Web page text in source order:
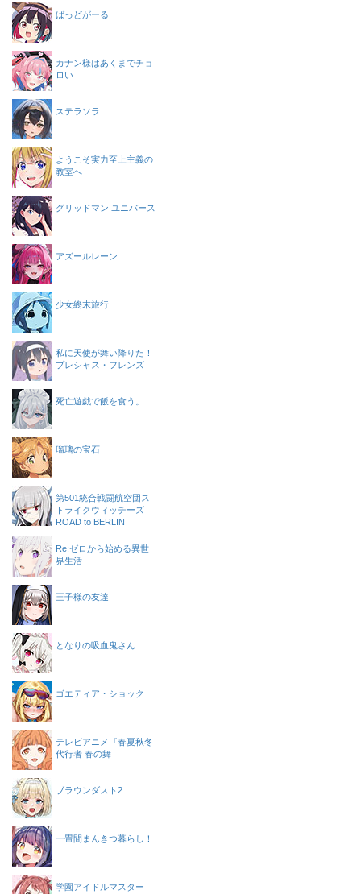
ばっどがーる
カナン様はあくまでチョ
ロい
ステラソラ
ようこそ実力至上主義の
教室へ
グリッドマン ユニバース
アズールレーン
少女終末旅行
私に天使が舞い降りた！
プレシャス・フレンズ
死亡遊戯で飯を食う。
瑠璃の宝石
第501統合戦闘航空団ス
トライクウィッチーズ
ROAD to BERLIN
Re:ゼロから始める異世
界生活
王子様の友達
となりの吸血鬼さん
ゴエティア・ショック
テレビアニメ『春夏秋冬
代行者 春の舞
ブラウンダスト2
一畳間まんきつ暮らし！
学園アイドルマスター